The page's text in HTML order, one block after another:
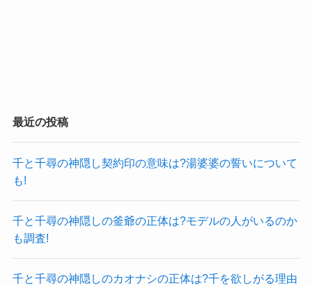
最近の投稿
千と千尋の神隠し契約印の意味は?湯婆婆の誓いについて
も!
千と千尋の神隠しの釜爺の正体は?モデルの人がいるのか
も調査!
千と千尋の神隠しのカオナシの正体は?千を欲しがる理由